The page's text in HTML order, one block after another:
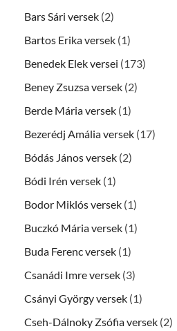
Bars Sári versek (2)
Bartos Erika versek (1)
Benedek Elek versei (173)
Beney Zsuzsa versek (2)
Berde Mária versek (1)
Bezerédj Amália versek (17)
Bódás János versek (2)
Bódi Irén versek (1)
Bodor Miklós versek (1)
Buczkó Mária versek (1)
Buda Ferenc versek (1)
Csanádi Imre versek (3)
Csányi György versek (1)
Cseh-Dálnoky Zsófia versek (2)